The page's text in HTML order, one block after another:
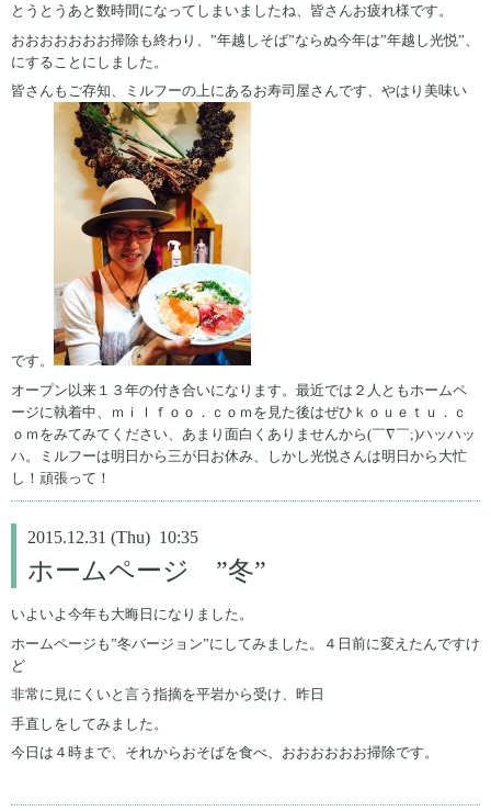
とうとうあと数時間になってしまいましたね、皆さんお疲れ様です。
おおおおおおお掃除も終わり、”年越しそば”ならぬ今年は”年越し光悦”、
にすることにしました。
皆さんもご存知、ミルフーの上にあるお寿司屋さんです、やはり美味い
です。
オープン以来１３年の付き合いになります。最近では２人ともホームペ
ージに執着中、ｍｉｌｆｏｏ．ｃｏｍを見た後はぜひｋｏｕｅｔｕ．ｃ
ｏｍをみてみてください、あまり面白くありませんから(￣∇￣;)ハッハッ
ハ。ミルフーは明日から三が日お休み、しかし光悦さんは明日から大忙
し！頑張って！
2015.12.31 (Thu) 10:35
ホームページ ”冬”
いよいよ今年も大晦日になりました。
ホームページも”冬バージョン”にしてみました。４日前に変えたんですけ
ど
非常に見にくいと言う指摘を平岩から受け、昨日
手直しをしてみました。
今日は４時まで、それからおそばを食べ、おおおおおお掃除です。